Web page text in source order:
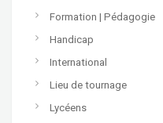
Formation | Pédagogie
Handicap
International
Lieu de tournage
Lycéens